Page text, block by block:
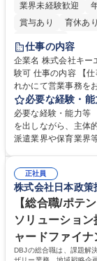
業界未経験歓迎
賞与あり
育休あり
土日祝休み
仕事の内容
企業名 株式会社キーエンス 求人名 【大阪・京都・滋
験可 仕事の内容 【仕事内容】大阪営業所、京都営業所、滋賀営業所いず
れかにて営業事務を
の作成・カタログ送
善をお任せ。 【教育制度】ご入社後、育成担当とペアになりながらOJTに
て業務を覚えていた
れているため、スム
募集職種 【大阪・京
必要な経験・能
必要な経験・能力等
を出しながら、主体
派遣業界や保育業界
えて、お客様や社員
待され。組織を支え
社員から頼られる
務の持ち帰りも禁止
歴・資格 学歴：大
正社員
株式会社日本政策
【総合職/ポテ
ソリューショ
ャードファイナ
DBJの総合職は、課題解